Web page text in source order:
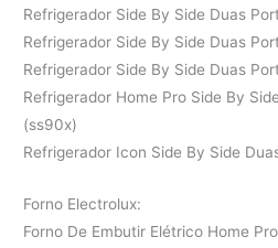
Refrigerador Side By Side Duas
Refrigerador Side By Side Duas
Refrigerador Side By Side Duas
Refrigerador Home Pro Side By
(ss90x)
Refrigerador Icon Side By Side
Forno Electrolux:
Forno De Embutir Elétrico Home